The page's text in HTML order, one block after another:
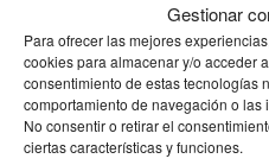
Gestionar
Para ofrecer las mejores
cookies para almacenar y/o acceder
consentimiento de estas tecnologías
comportamiento de navegación o
No consentir o retirar el
ciertas características y funciones.
El campo español eleva
Marruecos por la
más controles
07/08/2026